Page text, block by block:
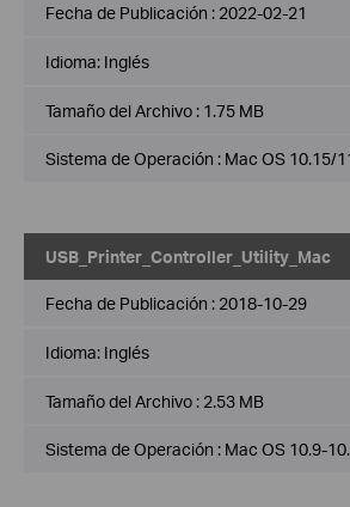
Fecha de Publicación : 2022-02-21
Idioma: Inglés
Tamaño del Archivo : 1.75 MB
Sistema de Operación : Mac OS 10.15/
USB_Printer_Controller_Utility_Mac
Fecha de Publicación : 2018-10-29
Idioma: Inglés
Tamaño del Archivo : 2.53 MB
Sistema de Operación : Mac OS 10.9-